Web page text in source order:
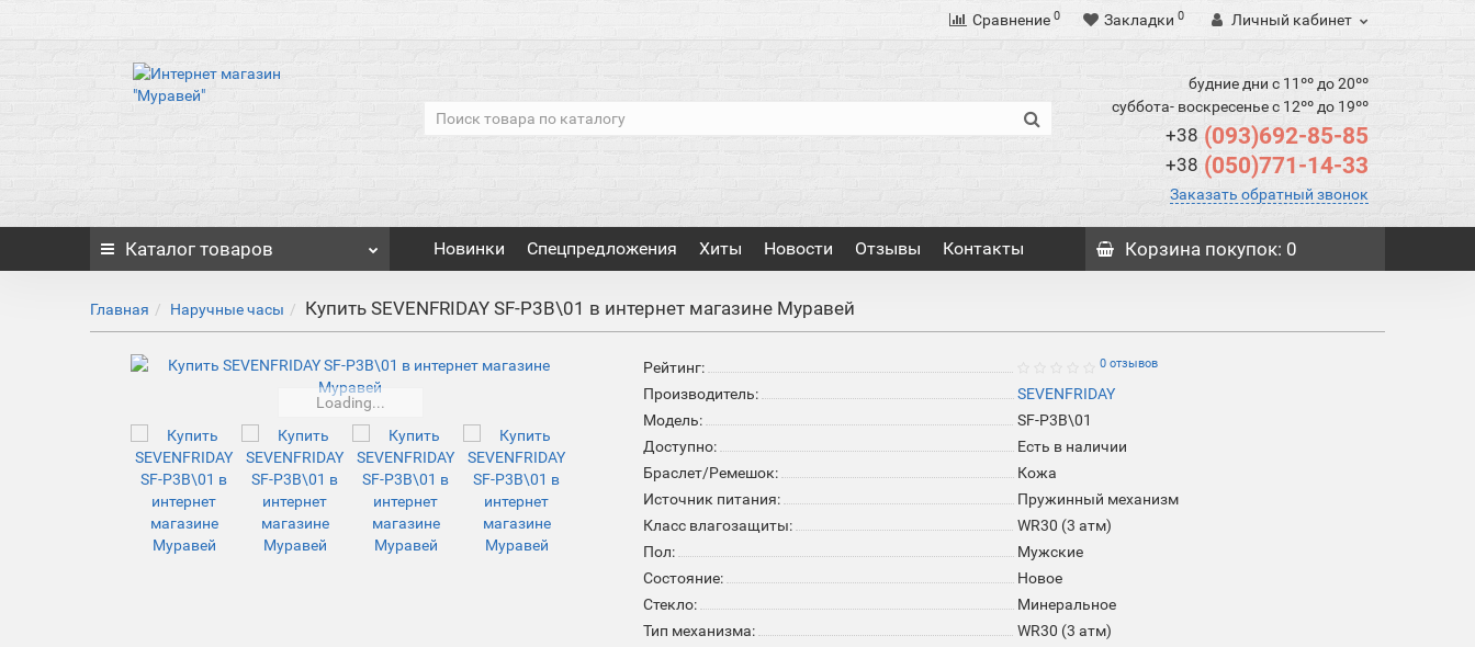
Сравнение 0 Закладки 0 Личный кабинет
будние дни с 11ºº до 20ºº
суббота- воскресенье с 12ºº до 19ºº
+38 (093)692-85-85
+38 (050)771-14-33
Заказать обратный звонок
Каталог товаров Новинки Спецпредложения Хиты Новости Отзывы Контакты Корзина покупок: 0
Главная Наручные часы Купить SEVENFRIDAY SF-P3B\01 в интернет магазине Муравей
Loading...
Рейтинг: 0 отзывов
Производитель:
SEVENFRIDAY
Модель:
SF-P3B\01
Доступно:
Есть в наличии
Браслет/Ремешок:
Кожа
Источник питания:
Пружинный механизм
Класс влагозащиты:
WR30 (3 атм)
Пол:
Мужские
Состояние:
Новое
Стекло:
Минеральное
Тип механизма:
WR30 (3 атм)